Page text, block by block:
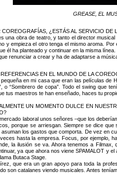
GREASE, EL
¿ESTÁS AL SERVICIO DE
una obra de teatro, y tanto el director
y empieza el otro tenga el mismo aroma.
él ha planteado y continuar en la misma
renunciar a crear y ha de adaptarse a
EN EL MUNDO DE LA
en mi casa que eran las películas
o “Sombrero de copa”. Todo el swing que
tus maestros te han enseñado, haces tu
UN MOMENTO DULCE EN
laboral unos señores –que los
porque se arriesgan. Siempre se dice
los gastos que comporta. De vez en
hasta la empresa. Focus, por
la ilusión se va. Ahora tenemos a
ya que ahora nos viene SPAMALOT y
Butaca Stage.
que era un gran apoyo para toda la
son catalanes viendo musicales. Antes